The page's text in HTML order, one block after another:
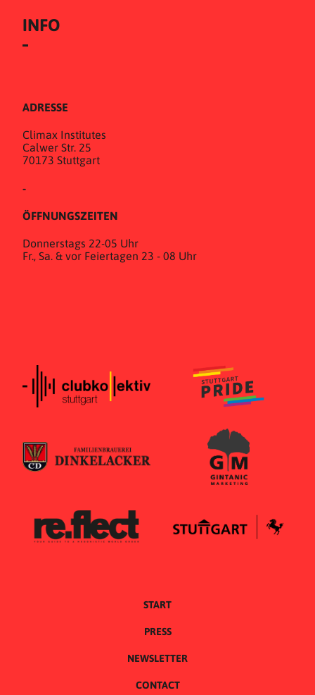
INFO
ADRESSE
Climax Institutes
Calwer Str. 25
70173 Stuttgart
-
ÖFFNUNGSZEITEN
Donnerstags 22-05 Uhr
Fr., Sa. & vor Feiertagen 23 - 08 Uhr
START
PRESS
NEWSLETTER
CONTACT